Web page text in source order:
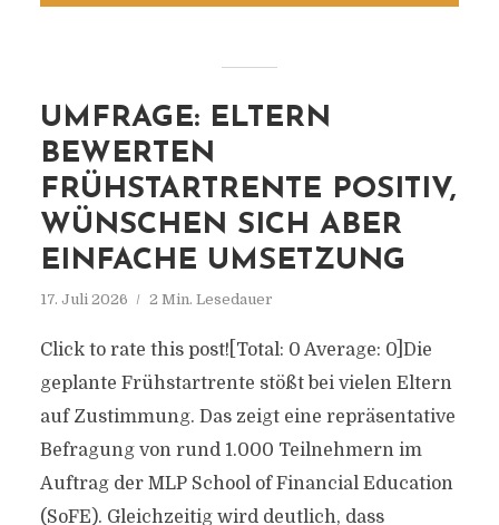
UMFRAGE: ELTERN
BEWERTEN
FRÜHSTARTRENTE POSITIV,
WÜNSCHEN SICH ABER
EINFACHE UMSETZUNG
17. Juli 2026 2 Min. Lesedauer
Click to rate this post![Total: 0 Average: 0]Die
geplante Frühstartrente stößt bei vielen Eltern
auf Zustimmung. Das zeigt eine repräsentative
Befragung von rund 1.000 Teilnehmern im
Auftrag der MLP School of Financial Education
(SoFE). Gleichzeitig wird deutlich, dass